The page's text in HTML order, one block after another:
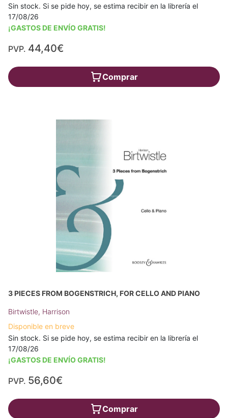
Sin stock. Si se pide hoy, se estima recibir en la librería el
17/08/26
¡GASTOS DE ENVÍO GRATIS!
PVP. 44,40€
Comprar
3 PIECES FROM BOGENSTRICH, FOR CELLO AND PIANO
Birtwistle, Harrison
Disponible en breve
Sin stock. Si se pide hoy, se estima recibir en la librería el
17/08/26
¡GASTOS DE ENVÍO GRATIS!
PVP. 56,60€
Comprar